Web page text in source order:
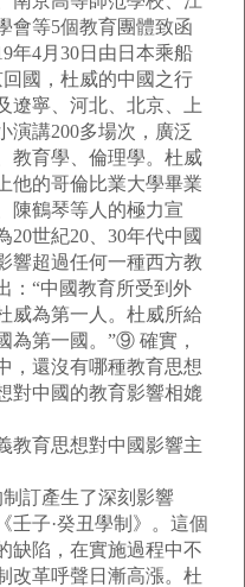
會等5個教育團體致函
年4月30日由日本乘船
國，杜威的中國之行
遼寧、河北、北京、上
演講200多場次，廣泛
教育學、倫理學。杜威
他的哥倫比業大學畢業
陳鶴琴等人的極力宣
世紀20、30年代中國
響超過任何一種西方教
：“中國教育所受到外
威為第一人。杜威所給
為第一國。”⑨ 確實，
，還沒有哪種教育思想
對中國的教育影響相媲
育思想對中國影響主
訂產生了深刻影響
子·癸丑學制》。這個
缺陷，在實施過程中不
改革呼聲日漸高漲。杜